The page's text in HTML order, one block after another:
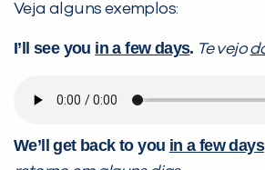
Veja alguns exemplos:
I’ll see you in a few days. Te vejo
We’ll get back to you in a few days